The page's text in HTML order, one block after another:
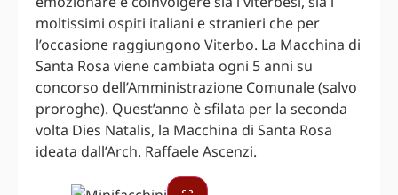
moltissimi ospiti italiani e stranieri che per
l’occasione raggiungono Viterbo. La Macchina di
Santa Rosa viene cambiata ogni 5 anni su
concorso dell’Amministrazione Comunale (salvo
proroghe). Quest’anno è sfilata per la seconda
volta Dies Natalis, la Macchina di Santa Rosa
ideata dall’Arch. Raffaele Ascenzi.